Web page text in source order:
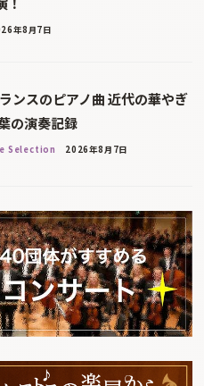
年8月7日
ランスのピアノ曲 近代の華やぎ
の演奏記録
Selection 2026年8月7日